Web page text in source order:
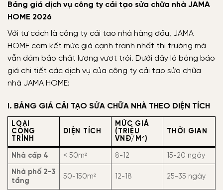
Bảng giá dịch vụ công ty cải tạo sửa chữa nhà JAMA
HOME 2026
Với tư cách là công ty cải tạo nhà hàng đầu, JAMA
HOME cam kết mức giá cạnh tranh nhất thị trường mà
vẫn đảm bảo chất lượng vượt trội. Dưới đây là bảng báo
giá chi tiết các dịch vụ của công ty cải tạo sửa chữa
nhà JAMA HOME:
I. BẢNG GIÁ CẢI TẠO SỬA CHỮA NHÀ THEO DIỆN TÍCH
LOẠI
CÔNG
TRÌNH
DIỆN TÍCH
MỨC GIÁ
(TRIỆU
VNĐ/M²)
THỜI GIAN
Nhà cấp 4 < 50m² 8-12 15-20 ngày
Nhà phố 2-3
tầng
50-150m² 12-18 25-35 ngày